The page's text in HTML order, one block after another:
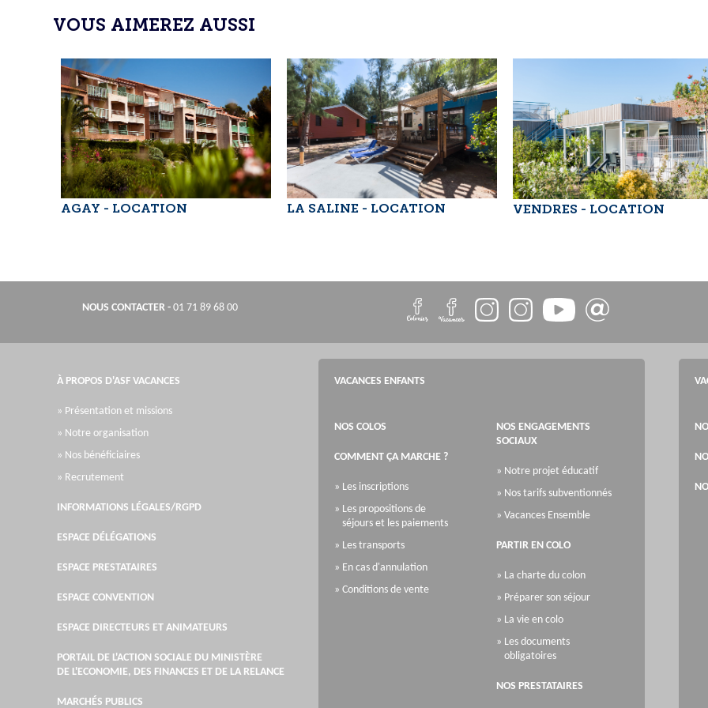
VOUS AIMEREZ AUSSI
cachée au pied du
massif de l’Estérel.
Source d’inspiration
de nombreux
peintres, cette
station balnéaire
vous [...]
AGAY - LOCATION LA SALINE - LOCATION VENDRES - LOCATION
NOUS CONTACTER -01 71 89 68 00
À PROPOS D'ASF VACANCES
» Présentation et missions
» Notre organisation
» Nos bénéficiaires
» Recrutement
INFORMATIONS LÉGALES/RGPD
ESPACE DÉLÉGATIONS
ESPACE PRESTATAIRES
ESPACE CONVENTION
ESPACE DIRECTEURS ET ANIMATEURS
PORTAIL DE L'ACTION SOCIALE DU MINISTÈRE
DE L'ECONOMIE, DES FINANCES ET DE LA RELANCE
MARCHÉS PUBLICS
VACANCES ENFANTS
NOS COLOS
COMMENT ÇA MARCHE ?
» Les inscriptions
» Les propositions de
séjours et les paiements
» Les transports
» En cas d'annulation
» Conditions de vente
NOS ENGAGEMENTS
SOCIAUX
» Notre projet éducatif
» Nos tarifs subventionnés
» Vacances Ensemble
PARTIR EN COLO
» La charte du colon
» Préparer son séjour
» La vie en colo
» Les documents
obligatoires
NOS PRESTATAIRES